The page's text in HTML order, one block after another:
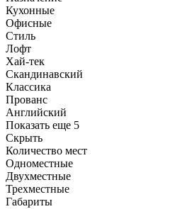
Кухонные
Офисные
Стиль
Лофт
Хай-тек
Скандинавский
Классика
Прованс
Английский
Показать еще 5
Скрыть
Количество мест
Одноместные
Двухместные
Трехместные
Габариты